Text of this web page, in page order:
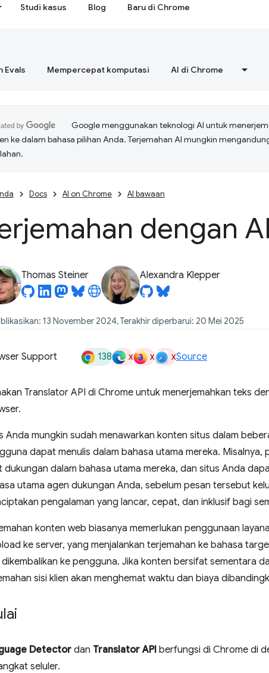
Studi kasus Blog Baru di Chrome
Evals Mempercepat komputasi AI di Chrome
Google menggunakan teknologi AI untuk
ke dalam bahasa pilihan Anda. Terjemahan AI mungkin
Docs AI on Chrome AI bawaan
dengan
Thomas Steiner Alexandra Klepper
13 November 2024, Terakhir diperbarui: 20 Mei 2025
Support 138 x x xSource
Translator API di Chrome untuk menerjemahkan teks
Anda mungkin sudah menawarkan konten situs dalam
dapat menulis dalam bahasa utama mereka.
dukungan dalam bahasa utama mereka, dan situs Anda
utama agen dukungan Anda, sebelum pesan tersebut
pengalaman yang lancar, cepat, dan inklusif bagi
konten web biasanya memerlukan penggunaan
ke server, yang menjalankan terjemahan ke bahasa
ke pengguna. Jika konten bersifat sementara
sisi klien akan menghemat waktu dan biaya
Detector dan Translator API berfungsi di Chrome di
seluler.